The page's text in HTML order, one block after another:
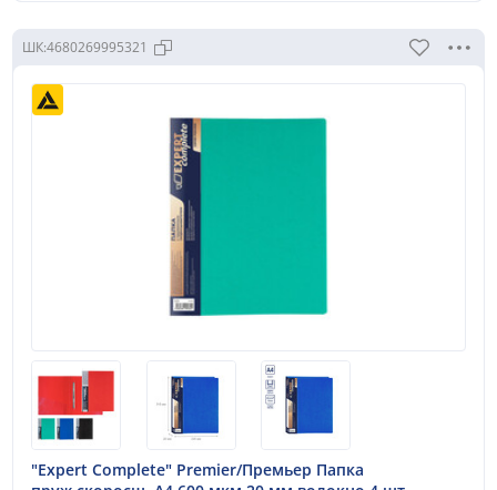
ШК:4680269995321
"Expert Complete" Premier/Премьер Папка